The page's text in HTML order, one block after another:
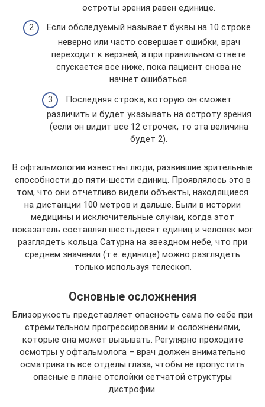
остроты зрения равен единице.
Если обследуемый называет буквы на 10 строке
неверно или часто совершает ошибки, врач
переходит к верхней, а при правильном ответе
спускается все ниже, пока пациент снова не
начнет ошибаться.
Последняя строка, которую он сможет
различить и будет указывать на остроту зрения
(если он видит все 12 строчек, то эта величина
будет 2).
В офтальмологии известны люди, развившие зрительные
способности до пяти-шести единиц. Проявлялось это в
том, что они отчетливо видели объекты, находящиеся
на дистанции 100 метров и дальше. Были в истории
медицины и исключительные случаи, когда этот
показатель составлял шестьдесят единиц и человек мог
разглядеть кольца Сатурна на звездном небе, что при
среднем значении (т.е. единице) можно разглядеть
только используя телескоп.
Основные осложнения
Близорукость представляет опасность сама по себе при
стремительном прогрессировании и осложнениями,
которые она может вызывать. Регулярно проходите
осмотры у офтальмолога – врач должен внимательно
осматривать все отделы глаза, чтобы не пропустить
опасные в плане отслойки сетчатой структуры
дистрофии.